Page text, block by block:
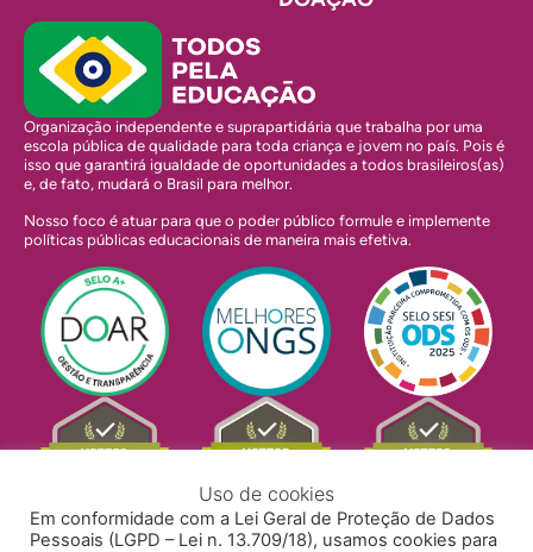
Organização independente e suprapartidária que trabalha por uma
escola pública de qualidade para toda criança e jovem no país. Pois é
isso que garantirá igualdade de oportunidades a todos brasileiros(as)
e, de fato, mudará o Brasil para melhor.
Nosso foco é atuar para que o poder público formule e implemente
políticas públicas educacionais de maneira mais efetiva.
Uso de cookies
Em conformidade com a Lei Geral de Proteção de Dados
Pessoais (LGPD – Lei n. 13.709/18), usamos cookies para